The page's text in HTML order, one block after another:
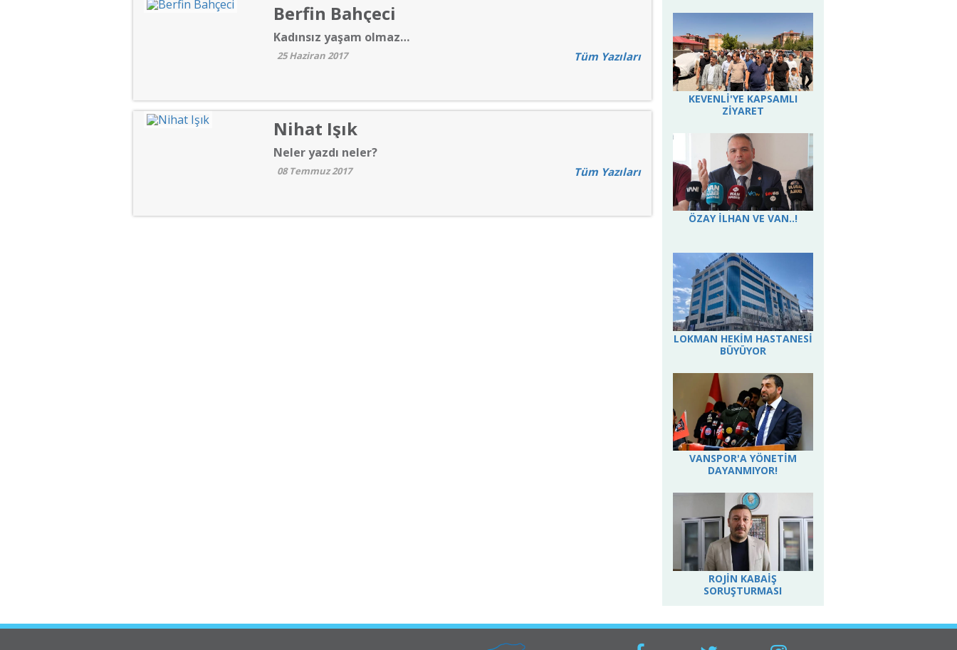
Berfin Bahçeci
Kadınsız yaşam olmaz…
25 Haziran 2017 Tüm Yazıları
Nihat Işık
Neler yazdı neler?
08 Temmuz 2017 Tüm Yazıları
KEVENLİ'YE KAPSAMLI
ZİYARET
ÖZAY İLHAN VE VAN..!
LOKMAN HEKİM HASTANESİ
BÜYÜYOR
VANSPOR'A YÖNETİM
DAYANMIYOR!
ROJİN KABAİŞ
SORUŞTURMASI